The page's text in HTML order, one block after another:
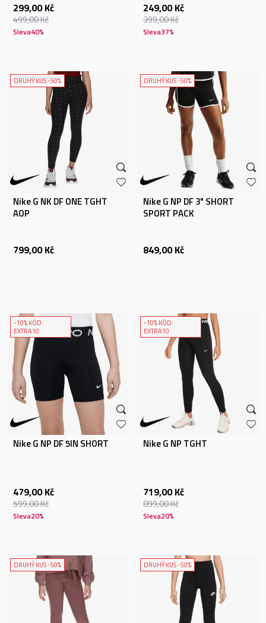
299,00 Kč
499,00Kč
Sleva40%
249,00 Kč
399,00Kč
Sleva37%
DRUHÝ KUS -50%
Nike G NK DF ONE TGHT
AOP
799,00 Kč
DRUHÝ KUS -50%
Nike G NP DF 3" SHORT
SPORT PACK
849,00 Kč
-10% KÓD:
EXTRA10
Nike G NP DF 5IN SHORT
479,00 Kč
599,00Kč
Sleva20%
-10% KÓD:
EXTRA10
Nike G NP TGHT
719,00 Kč
899,00Kč
Sleva20%
DRUHÝ KUS -50% DRUHÝ KUS -50%